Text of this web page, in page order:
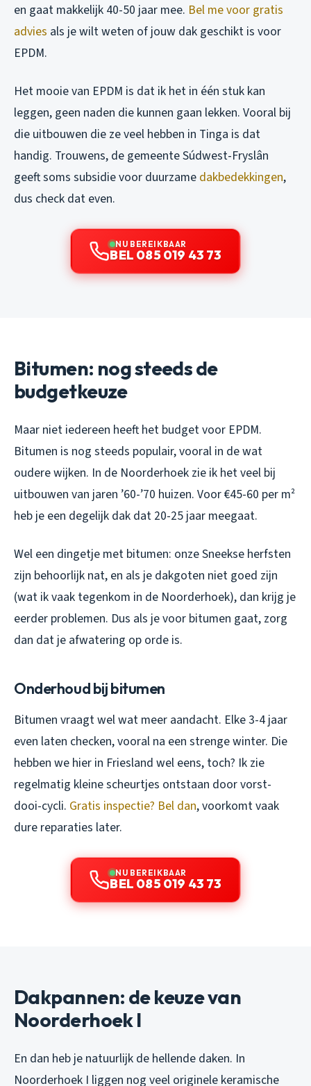
en gaat makkelijk 40-50 jaar mee. Bel me voor gratis
advies als je wilt weten of jouw dak geschikt is voor
EPDM.
Het mooie van EPDM is dat ik het in één stuk kan
leggen, geen naden die kunnen gaan lekken. Vooral bij
die uitbouwen die ze veel hebben in Tinga is dat
handig. Trouwens, de gemeente Súdwest-Fryslân
geeft soms subsidie voor duurzame dakbedekkingen,
dus check dat even.
NU BEREIKBAAR
BEL 085 019 43 73
Bitumen: nog steeds de
budgetkeuze
Maar niet iedereen heeft het budget voor EPDM.
Bitumen is nog steeds populair, vooral in de wat
oudere wijken. In de Noorderhoek zie ik het veel bij
uitbouwen van jaren ’60-’70 huizen. Voor €45-60 per m²
heb je een degelijk dak dat 20-25 jaar meegaat.
Wel een dingetje met bitumen: onze Sneekse herfsten
zijn behoorlijk nat, en als je dakgoten niet goed zijn
(wat ik vaak tegenkom in de Noorderhoek), dan krijg je
eerder problemen. Dus als je voor bitumen gaat, zorg
dan dat je afwatering op orde is.
Onderhoud bij bitumen
Bitumen vraagt wel wat meer aandacht. Elke 3-4 jaar
even laten checken, vooral na een strenge winter. Die
hebben we hier in Friesland wel eens, toch? Ik zie
regelmatig kleine scheurtjes ontstaan door vorst-
dooi-cycli. Gratis inspectie? Bel dan, voorkomt vaak
dure reparaties later.
NU BEREIKBAAR
BEL 085 019 43 73
Dakpannen: de keuze van
Noorderhoek I
En dan heb je natuurlijk de hellende daken. In
Noorderhoek I liggen nog veel originele keramische